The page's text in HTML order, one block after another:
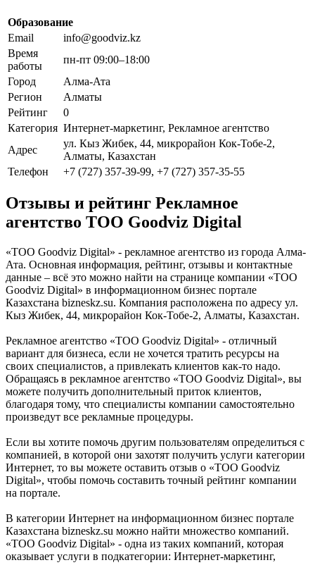
Образование
Email
info@goodviz.kz
Время
работы
пн-пт 09:00–18:00
Город
Алма-Ата
Регион
Алматы
Рейтинг
0
Категория Интернет-маркетинг, Рекламное агентство
Адрес
ул. Кыз Жибек, 44, микрорайон Кок-Тобе-2,
Алматы, Казахстан
Телефон
+7 (727) 357-39-99, +7 (727) 357-35-55
Отзывы и рейтинг Рекламное
агентство ТОО Goodviz Digital
«ТОО Goodviz Digital» - рекламное агентство из города Алма-
Ата. Основная информация, рейтинг, отзывы и контактные
данные – всё это можно найти на странице компании «ТОО
Goodviz Digital» в информационном бизнес портале
Казахстана bizneskz.su. Компания расположена по адресу ул.
Кыз Жибек, 44, микрорайон Кок-Тобе-2, Алматы, Казахстан.
Рекламное агентство «ТОО Goodviz Digital» - отличный
вариант для бизнеса, если не хочется тратить ресурсы на
своих специалистов, а привлекать клиентов как-то надо.
Обращаясь в рекламное агентство «ТОО Goodviz Digital», вы
можете получить дополнительный приток клиентов,
благодаря тому, что специалисты компании самостоятельно
произведут все рекламные процедуры.
Если вы хотите помочь другим пользователям определиться с
компанией, в которой они захотят получить услуги категории
Интернет, то вы можете оставить отзыв о «ТОО Goodviz
Digital», чтобы помочь составить точный рейтинг компании
на портале.
В категории Интернет на информационном бизнес портале
Казахстана bizneskz.su можно найти множество компаний.
«ТОО Goodviz Digital» - одна из таких компаний, которая
оказывает услуги в подкатегории: Интернет-маркетинг,